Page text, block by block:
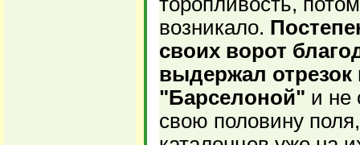
возникало.
своих ворот
выдержал
"Барселоной" и не
свою половину